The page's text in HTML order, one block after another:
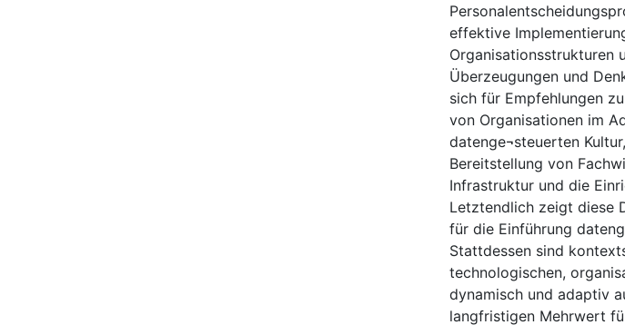
effektive
Organisationsstrukturen
Überzeugungen und
sich für Empfehlungen
von Organisationen im
datenge¬steuerten
Bereitstellung von
Infrastruktur und die
Letztendlich zeigt diese
für die Einführung
Stattdessen sind
technologischen,
dynamisch und adaptiv
langfristigen Mehrwert